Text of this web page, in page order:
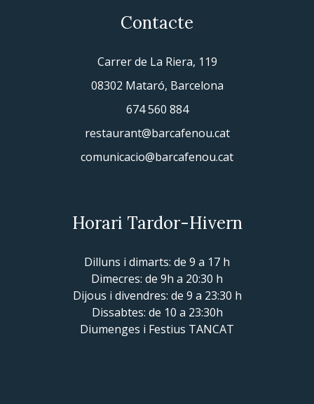
Contacte
Carrer de La Riera, 119
08302 Mataró, Barcelona
674 560 884
restaurant@barcafenou.cat
comunicacio@barcafenou.cat
Horari Tardor-Hivern
Dilluns i dimarts: de 9 a 17 h
Dimecres: de 9h a 20:30 h
Dijous i divendres: de 9 a 23:30 h
Dissabtes: de 10 a 23:30h
Diumenges i Festius TANCAT